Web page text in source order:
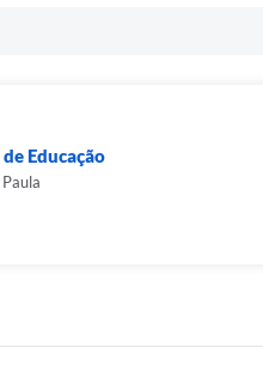
Educação